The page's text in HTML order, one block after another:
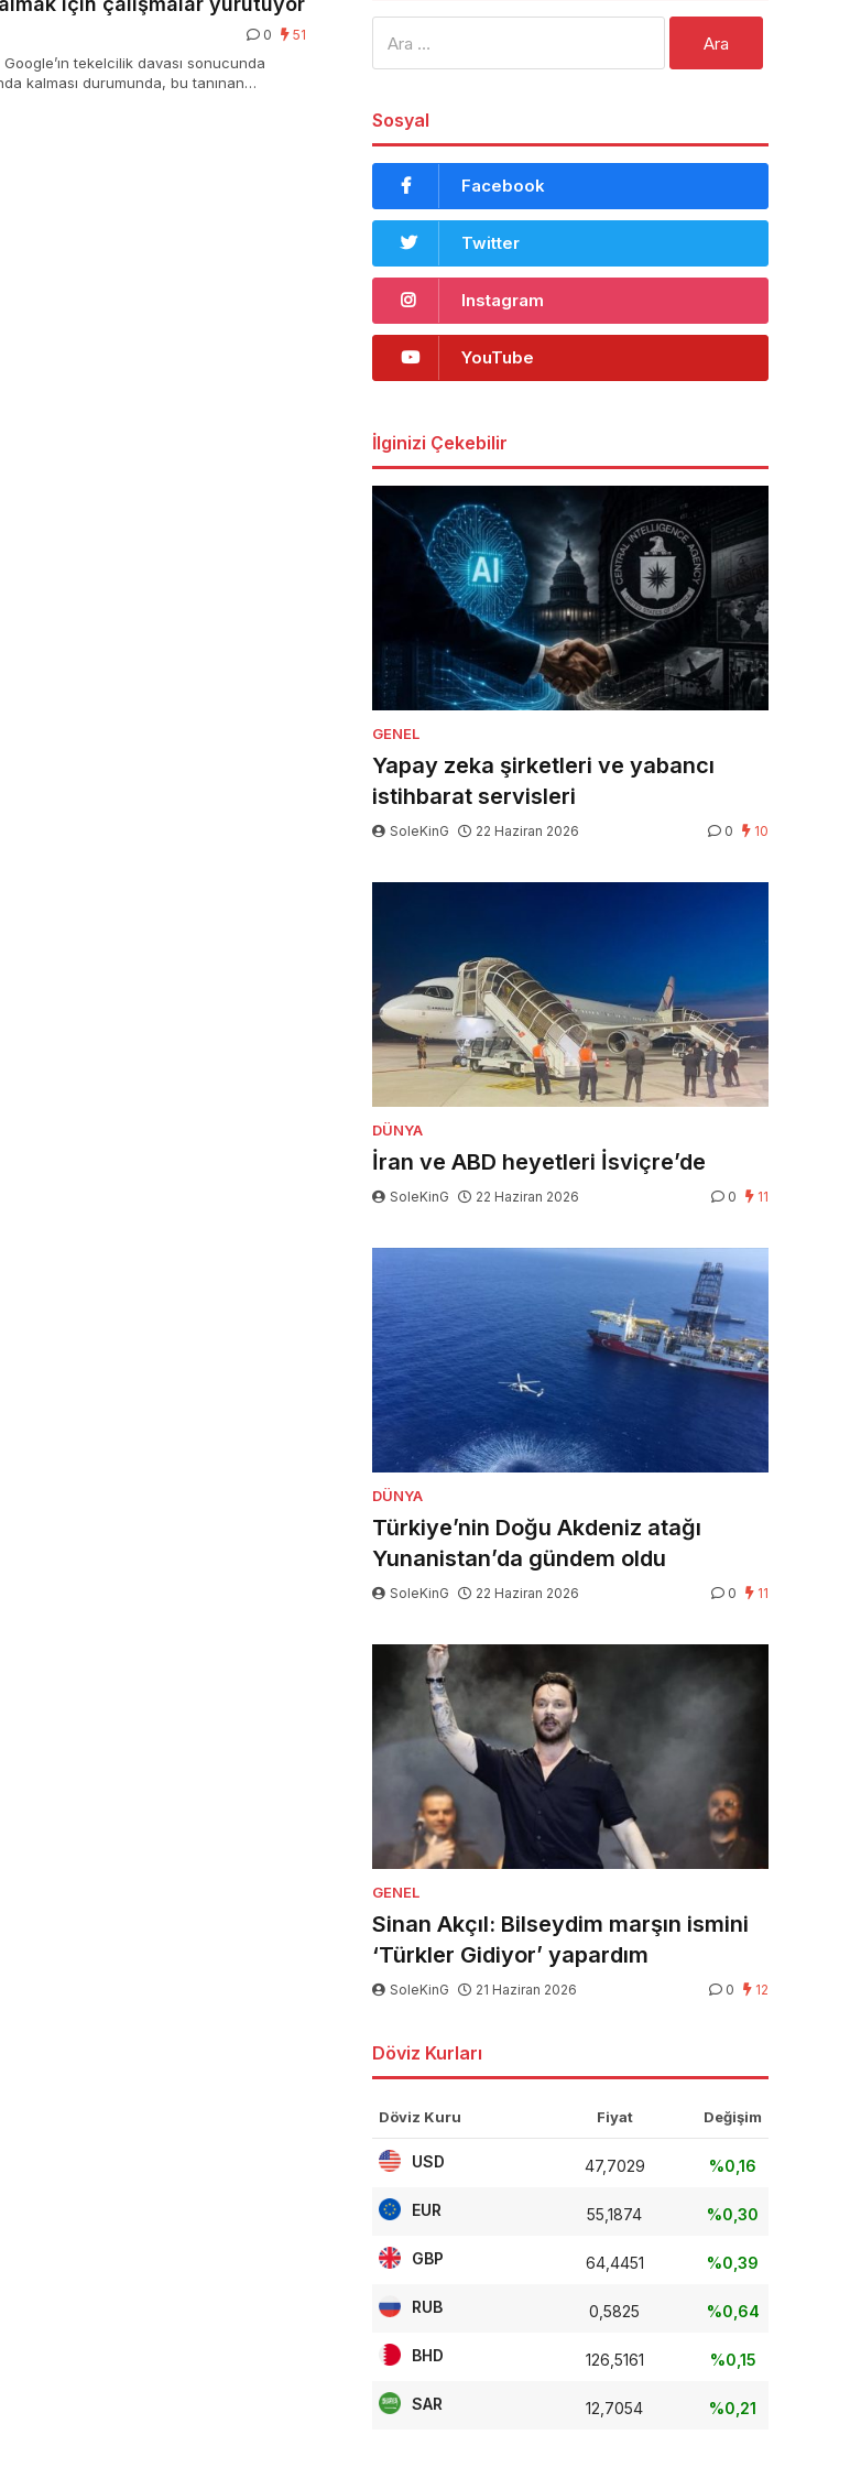
0 51
tekelcilik davası sonucunda
kalması durumunda, bu tanınan
Sosyal
Facebook
Twitter
Instagram
YouTube
İlginizi Çekebilir
GENEL
Yapay zeka şirketleri ve yabancı
istihbarat servisleri
SoleKinG 22 Haziran 2026 0 10
DÜNYA
İran ve ABD heyetleri İsviçre’de
SoleKinG 22 Haziran 2026 0 11
DÜNYA
Türkiye’nin Doğu Akdeniz atağı
Yunanistan’da gündem oldu
SoleKinG 22 Haziran 2026 0 11
GENEL
Sinan Akçıl: Bilseydim marşın ismini
‘Türkler Gidiyor’ yapardım
SoleKinG 21 Haziran 2026 0 12
Döviz Kurları
Döviz Kuru Fiyat Değişim
USD 47,7029 %0,16
EUR 55,1874 %0,30
GBP 64,4451 %0,39
RUB 0,5825 %0,64
BHD 126,5161 %0,15
SAR 12,7054 %0,21